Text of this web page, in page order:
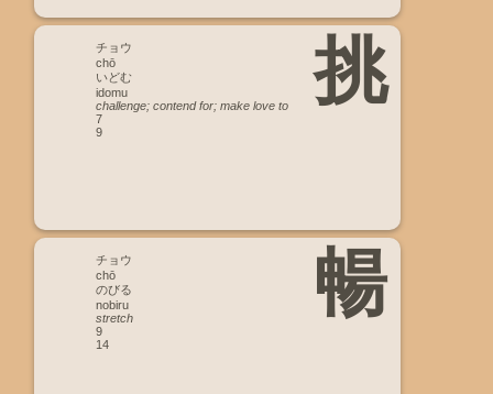
挑
チョウ
chō
いどむ
idomu
challenge; contend for; make love to
7
9
暢
チョウ
chō
のびる
nobiru
stretch
9
14